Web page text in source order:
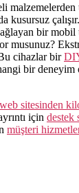
malzemelerden
çalışır.
bir mobil
musunuz?
cihazlar bir
bir deneyim
sitesinden
için destek
müşteri